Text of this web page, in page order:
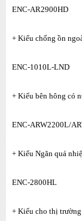
ENC-AR2900HD
+ Kiểu chống ồn
ENC-1010L-LND
+ Kiểu bên hông có
ENC-ARW2200L/
+ Kiểu Ngăn quá
ENC-2800HL
+ Kiểu cho thị